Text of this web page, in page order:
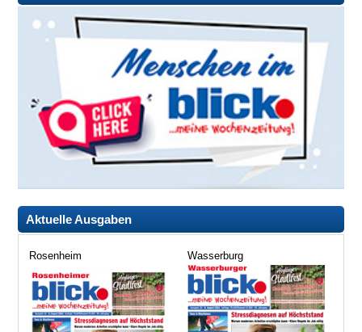
Aktuelle Ausgaben
Rosenheim Wasserburg